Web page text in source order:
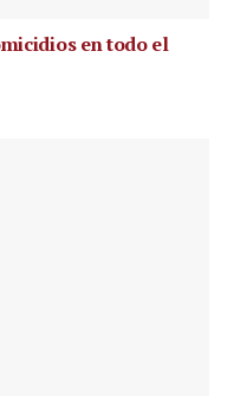
en todo el